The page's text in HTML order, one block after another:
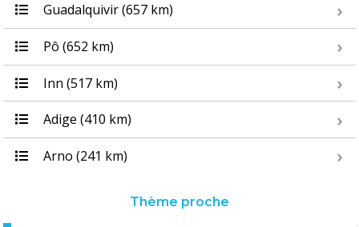
Guadalquivir (657 km)
Pô (652 km)
Inn (517 km)
Adige (410 km)
Arno (241 km)
Thème proche